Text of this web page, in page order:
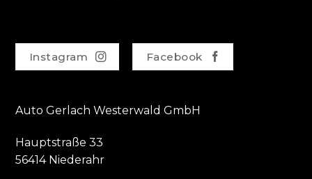
Instagram Facebook
Auto Gerlach Westerwald GmbH
Hauptstraße 33
56414 Niederahr